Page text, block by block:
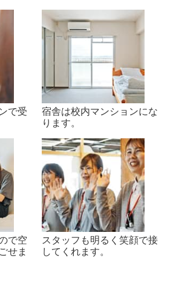
で受
宿舎は校内マンションにな
ります。
で空
せま
スタッフも明るく笑顔で接
してくれます。